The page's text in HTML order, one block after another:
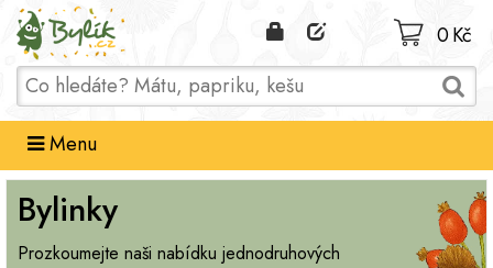
Domů
0 Kč
Menu
Bylinky
Prozkoumejte naši nabídku jednodruhových